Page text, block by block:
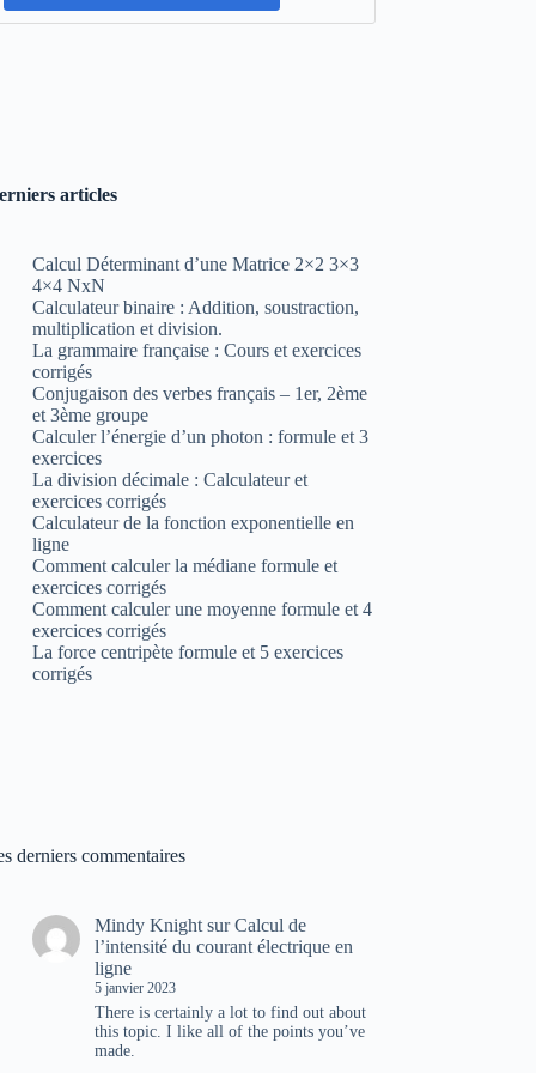
articles
Calcul Déterminant d’une Matrice 2×2 3×3
4×4 NxN
Calculateur binaire : Addition, soustraction,
multiplication et division.
La grammaire française : Cours et exercices
corrigés
Conjugaison des verbes français – 1er, 2ème
et 3ème groupe
Calculer l’énergie d’un photon : formule et 3
exercices
La division décimale : Calculateur et
exercices corrigés
Calculateur de la fonction exponentielle en
ligne
Comment calculer la médiane formule et
exercices corrigés
Comment calculer une moyenne formule et 4
exercices corrigés
La force centripète formule et 5 exercices
corrigés
derniers commentaires
Mindy Knight surCalcul de
l’intensité du courant électrique en
ligne
5 janvier 2023
There is certainly a lot to find out about
this topic. I like all of the points you’ve
made.